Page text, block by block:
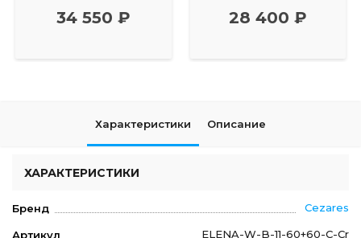
34 550 ₽ 28 400 ₽
Характеристики Описание
ХАРАКТЕРИСТИКИ
Бренд Cezares
Артикул ELENA-W-B-11-60+60-C-Cr